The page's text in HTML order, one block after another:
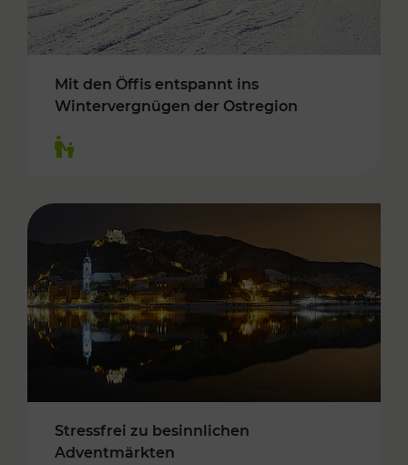
Mit den Öffis entspannt ins
Wintervergnügen der Ostregion
Stressfrei zu besinnlichen
Adventmärkten